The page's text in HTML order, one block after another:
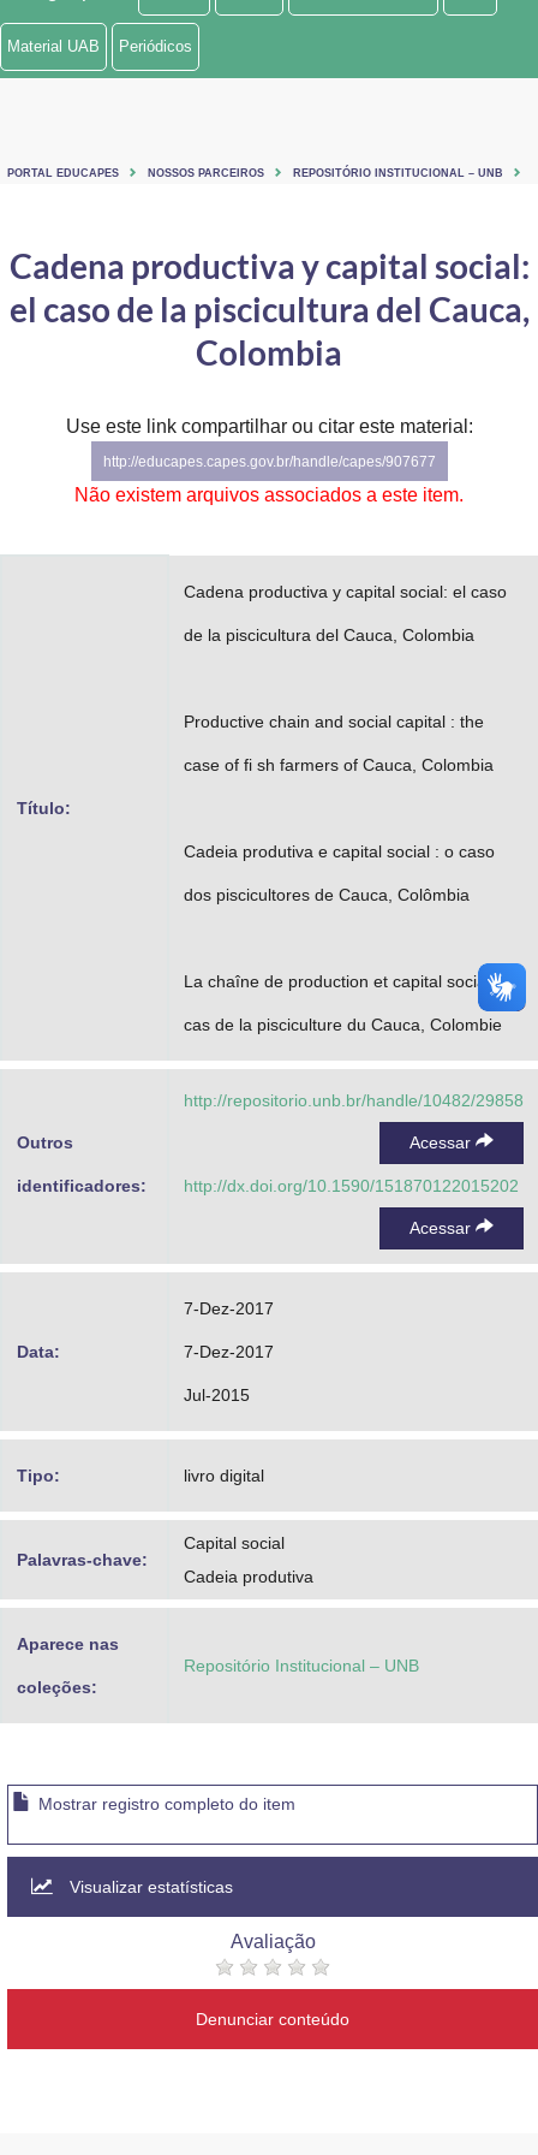
Ministério de Minas e Energia
Controladoria-Geral da União
Ministério da Mulher, da Família e dos Direitos Humanos
Secretaria de Governo
Gabinete de Segurança Institucional
Material UAB Periódicos
PORTAL EDUCAPES NOSSOS PARCEIROS REPOSITÓRIO INSTITUCIONAL – UNB
Cadena productiva y capital social:
el caso de la piscicultura del Cauca,
Colombia
Use este link compartilhar ou citar este material:
http://educapes.capes.gov.br/handle/capes/907677
Não existem arquivos associados a este item.
Título:
Cadena productiva y capital social: el caso
de la piscicultura del Cauca, Colombia
Productive chain and social capital : the
case of fi sh farmers of Cauca, Colombia
Cadeia produtiva e capital social : o caso
dos piscicultores de Cauca, Colômbia
La chaîne de production et capital social : le
cas de la pisciculture du Cauca, Colombie
Outros
identificadores:
http://repositorio.unb.br/handle/10482/29858
Acessar
http://dx.doi.org/10.1590/151870122015202
Acessar
Data:
7-Dez-2017
7-Dez-2017
Jul-2015
Tipo: livro digital
Palavras-chave:
Capital social
Cadeia produtiva
Aparece nas
coleções:
Repositório Institucional – UNB
Mostrar registro completo do item
Visualizar estatísticas
Avaliação
Denunciar conteúdo